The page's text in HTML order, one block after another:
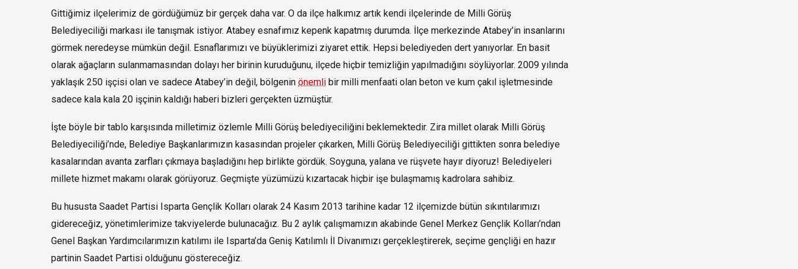
Gittiğimiz ilçelerimiz de gördüğümüz bir gerçek daha var. O da ilçe halkımız artık kendi ilçelerinde de Milli Görüş
Belediyeciliği markası ile tanışmak istiyor. Atabey esnafımız kepenk kapatmış durumda. İlçe merkezinde Atabey’in insanlarını
görmek neredeyse mümkün değil. Esnaflarımızı ve büyüklerimizi ziyaret ettik. Hepsi belediyeden dert yanıyorlar. En basit
olarak ağaçların sulanmamasından dolayı her birinin kuruduğunu, ilçede hiçbir temizliğin yapılmadığını söylüyorlar. 2009 yılında
yaklaşık 250 işçisi olan ve sadece Atabey’in değil, bölgenin önemli bir milli menfaati olan beton ve kum çakıl işletmesinde
sadece kala kala 20 işçinin kaldığı haberi bizleri gerçekten üzmüştür.
İşte böyle bir tablo karşısında milletimiz özlemle Milli Görüş belediyeciliğini beklemektedir. Zira millet olarak Milli Görüş
Belediyeciliği’nde, Belediye Başkanlarımızın kasasından projeler çıkarken, Milli Görüş Belediyeciliği gittikten sonra belediye
kasalarından avanta zarfları çıkmaya başladığını hep birlikte gördük. Soyguna, yalana ve rüşvete hayır diyoruz! Belediyeleri
millete hizmet makamı olarak görüyoruz. Geçmişte yüzümüzü kızartacak hiçbir işe bulaşmamış kadrolara sahibiz.
Bu hususta Saadet Partisi Isparta Gençlik Kolları olarak 24 Kasım 2013 tarihine kadar 12 ilçemizde bütün sıkıntılarımızı
gidereceğiz, yönetimlerimize takviyelerde bulunacağız. Bu 2 aylık çalışmamızın akabinde Genel Merkez Gençlik Kolları’ndan
Genel Başkan Yardımcılarımızın katılımı ile Isparta’da Geniş Katılımlı İl Divanımızı gerçekleştirerek, seçime gençliği en hazır
partinin Saadet Partisi olduğunu göstereceğiz.